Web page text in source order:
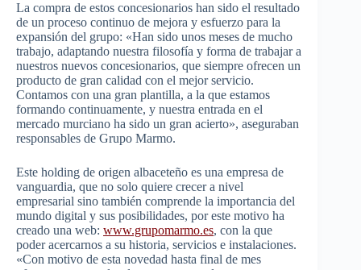
La compra de estos concesionarios han sido el resultado
de un proceso continuo de mejora y esfuerzo para la
expansión del grupo: «Han sido unos meses de mucho
trabajo, adaptando nuestra filosofía y forma de trabajar a
nuestros nuevos concesionarios, que siempre ofrecen un
producto de gran calidad con el mejor servicio.
Contamos con una gran plantilla, a la que estamos
formando continuamente, y nuestra entrada en el
mercado murciano ha sido un gran acierto», aseguraban
responsables de Grupo Marmo.
Este holding de origen albaceteño es una empresa de
vanguardia, que no solo quiere crecer a nivel
empresarial sino también comprende la importancia del
mundo digital y sus posibilidades, por este motivo ha
creado una web: www.grupomarmo.es, con la que
poder acercarnos a su historia, servicios e instalaciones.
«Con motivo de esta novedad hasta final de mes